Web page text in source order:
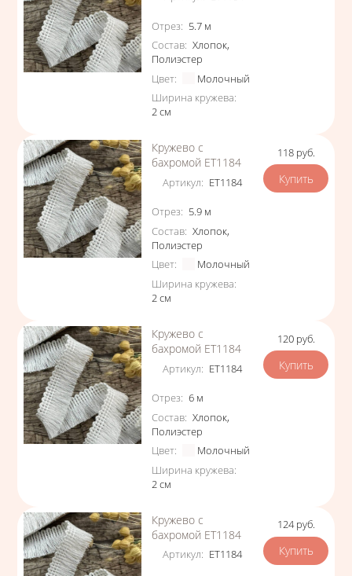
Характеристики
Отрез: 5.7 м
Состав: Хлопок,
Полиэстер
Цвет:
Молочный
Ширина кружева:
2см
Кружево с
бахромой ЕТ1184
Артикул: ЕТ1184
Характеристики
Отрез: 5.9 м
Состав: Хлопок,
Полиэстер
Цвет:
Молочный
Ширина кружева:
2см
Цена
118 руб.
Кружево с
бахромой ЕТ1184
Артикул: ЕТ1184
Характеристики
Отрез: 6 м
Состав: Хлопок,
Полиэстер
Цвет:
Молочный
Ширина кружева:
2 см
Цена
120 руб.
Кружево с
бахромой ЕТ1184
Артикул: ЕТ1184
Цена
124 руб.